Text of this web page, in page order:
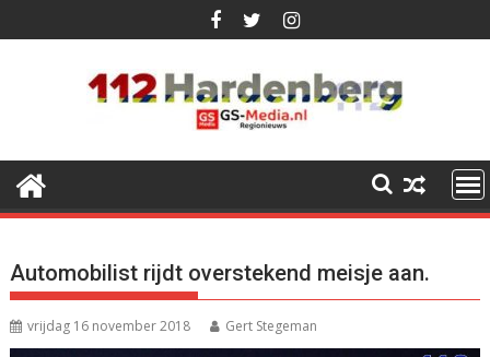
naar
Automobilist rijdt overstekend meisje aan.
vrijdag 16 november 2018 Gert Stegeman